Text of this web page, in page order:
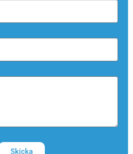
Skicka